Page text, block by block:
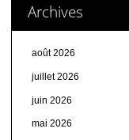
Archives
août 2026
juillet 2026
juin 2026
mai 2026